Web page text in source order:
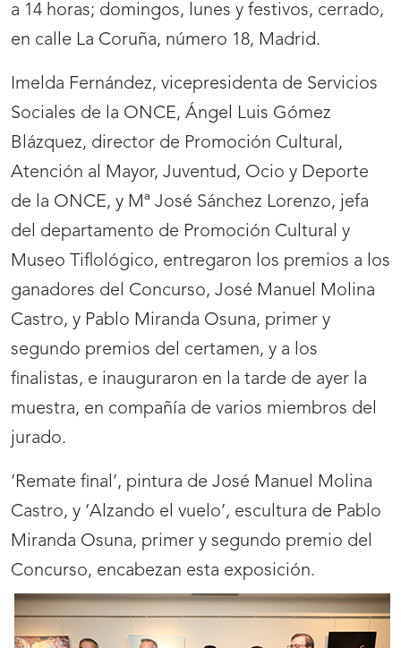
a 14 horas; domingos, lunes y festivos, cerrado,
en calle La Coruña, número 18, Madrid.
Imelda Fernández, vicepresidenta de Servicios
Sociales de la ONCE, Ángel Luis Gómez
Blázquez, director de Promoción Cultural,
Atención al Mayor, Juventud, Ocio y Deporte
de la ONCE, y Mª José Sánchez Lorenzo, jefa
del departamento de Promoción Cultural y
Museo Tiflológico, entregaron los premios a los
ganadores del Concurso, José Manuel Molina
Castro, y Pablo Miranda Osuna, primer y
segundo premios del certamen, y a los
finalistas, e inauguraron en la tarde de ayer la
muestra, en compañía de varios miembros del
jurado.
‘Remate final’, pintura de José Manuel Molina
Castro, y ‘Alzando el vuelo’, escultura de Pablo
Miranda Osuna, primer y segundo premio del
Concurso, encabezan esta exposición.